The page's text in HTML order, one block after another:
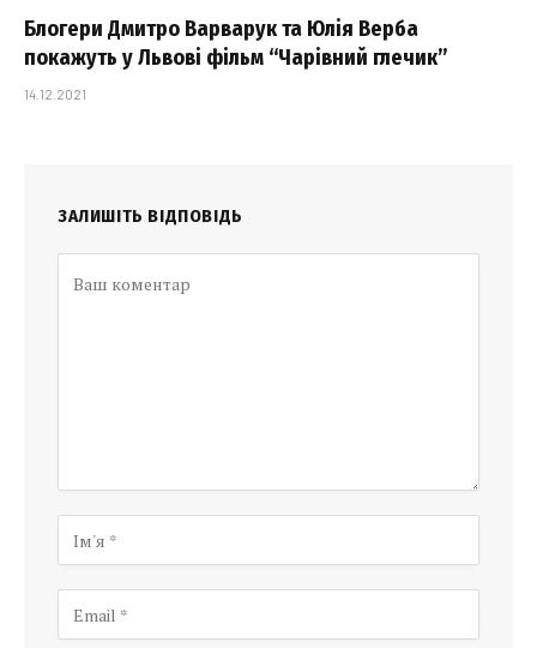
Блогери Дмитро Варварук та Юлія Верба
покажуть у Львові фільм “Чарівний глечик”
14.12.2021
ЗАЛИШІТЬ ВІДПОВІДЬ